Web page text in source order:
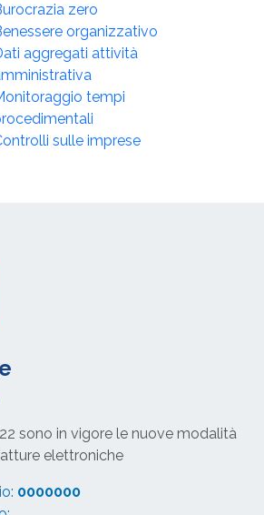
zero
organizzativo
aggregati attività
tempi
sulle imprese
sono in vigore le nuove modalità
elettroniche
0000000